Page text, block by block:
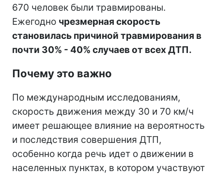
670 человек были травмированы.
Ежегодно чрезмерная скорость
становилась причиной травмирования в
почти 30% - 40% случаев от всех ДТП.
Почему это важно
По международным исследованиям,
скорость движения между 30 и 70 км/ч
имеет решающее влияние на вероятность
и последствия совершения ДТП,
особенно когда речь идет о движении в
населенных пунктах, в котором участвуют